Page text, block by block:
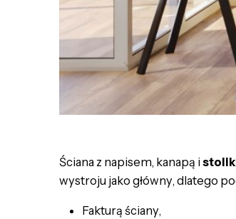
Ściana z napisem, kanapą i
wystroju jako główny, dlatego
Fakturą ściany,